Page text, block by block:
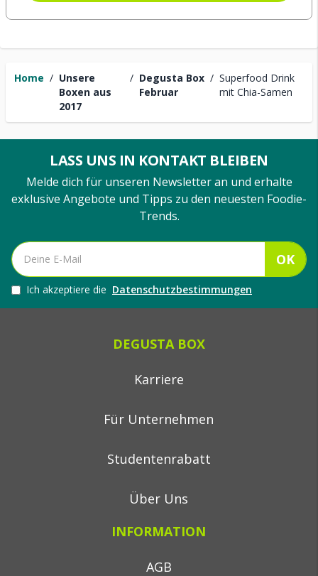
Home / Unsere
Boxen aus
2017
/ Degusta Box
Februar
/ Superfood Drink
mit Chia-Samen
LASS UNS IN KONTAKT BLEIBEN
Melde dich für unseren Newsletter an und erhalte
exklusive Angebote und Tipps zu den neuesten Foodie-
Trends.
OK
Ich akzeptiere die Datenschutzbestimmungen
DEGUSTA BOX
Karriere
Für Unternehmen
Studentenrabatt
Über Uns
INFORMATION
AGB